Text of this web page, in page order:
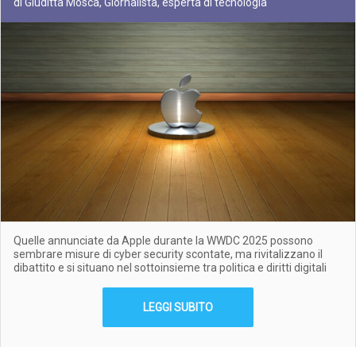
Quelle annunciate da Apple durante la WWDC 2025 possono
sembrare misure di cyber security scontate, ma rivitalizzano il
dibattito e si situano nel sottoinsieme tra politica e diritti digitali
LEGGI SUBITO